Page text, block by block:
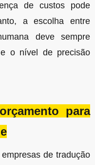
de custos pode
a escolha entre
deve sempre
o nível de precisão
para
de tradução